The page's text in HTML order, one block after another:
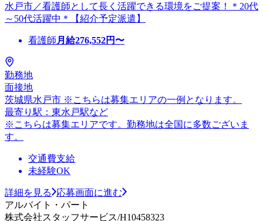
水戸市／看護師として長く活躍できる環境をご提案！＊20代
～50代活躍中＊【紹介予定派遣】
看護師 月給276,552円〜
勤務地
面接地
茨城県水戸市 ※こちらは募集エリアの一例となります。
最寄り駅：東水戸駅など
※こちらは募集エリアです。勤務地は全国に多数ございま
す。
交通費支給
未経験OK
詳細を見る
応募画面に進む
アルバイト・パート
株式会社スタッフサービス/H10458323